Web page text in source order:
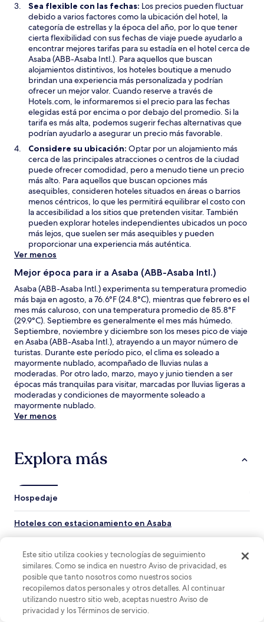
n
u
e
v
a
v
e
n
t
a
n
a
á
e
n
u
n
a
n
u
e
v
a
v
e
n
t
a
n
a
Sea flexible con las fechas: Los precios pueden fluctuar
debido a varios factores como la ubicación del hotel, la
categoría de estrellas y la época del año, por lo que tener
cierta flexibilidad con sus fechas de viaje puede ayudarlo a
encontrar mejores tarifas para su estadía en el hotel cerca de
Asaba (ABB-Asaba Intl.). Para aquellos que buscan
alojamientos distintivos, los hoteles boutique a menudo
brindan una experiencia más personalizada y podrían
ofrecer un mejor valor. Cuando reserve a través de
Hotels.com, le informaremos si el precio para las fechas
elegidas está por encima o por debajo del promedio. Si la
tarifa es más alta, podemos sugerir fechas alternativas que
podrían ayudarlo a asegurar un precio más favorable.
Considere su ubicación: Optar por un alojamiento más
cerca de las principales atracciones o centros de la ciudad
puede ofrecer comodidad, pero a menudo tiene un precio
más alto. Para aquellos que buscan opciones más
asequibles, consideren hoteles situados en áreas o barrios
menos céntricos, lo que les permitirá equilibrar el costo con
la accesibilidad a los sitios que pretenden visitar. También
pueden explorar hoteles independientes ubicados un poco
más lejos, que suelen ser más asequibles y pueden
proporcionar una experiencia más auténtica.
Ver menos
Mejor época para ir a Asaba (ABB-Asaba Intl.)
Asaba (ABB-Asaba Intl.) experimenta su temperatura promedio
más baja en agosto, a 76.6°F (24.8°C), mientras que febrero es el
mes más caluroso, con una temperatura promedio de 85.8°F
(29.9°C). Septiembre es generalmente el mes más húmedo.
Septiembre, noviembre y diciembre son los meses pico de viaje
en Asaba (ABB-Asaba Intl.), atrayendo a un mayor número de
turistas. Durante este período pico, el clima es soleado a
mayormente nublado, acompañado de lluvias nulas a
moderadas. Por otro lado, marzo, mayo y junio tienden a ser
épocas más tranquilas para visitar, marcadas por lluvias ligeras a
moderadas y condiciones de mayormente soleado a
mayormente nublado.
Ver menos
Explora más
Hospedaje
Hoteles con estacionamiento en Asaba
Hoteles en Umunede
Hoteles 2 estrellas en Asaba
Hoteles 3 estrellas en Asaba
Hoteles en Delta
Hoteles en Asaba
Este sitio utiliza cookies y tecnologías de seguimiento
similares. Como se indica en nuestro Aviso de privacidad, es
posible que tanto nosotros como nuestros socios
recopilemos datos personales y otros detalles. Al continuar
utilizando nuestro sitio web, aceptas nuestro Aviso de
privacidad y los Términos de servicio.